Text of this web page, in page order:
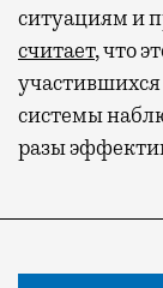
ситуациям и
считает, что
участившихся
системы
разы